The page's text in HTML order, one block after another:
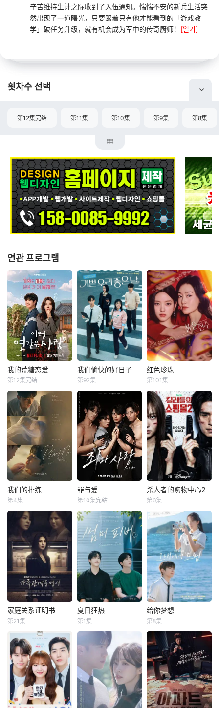
辛苦维持生计之际收到了入伍通知。惴惴不安的新兵生活突
然出现了一道曙光，只要跟着只有他才能看到的「游戏教
学」破任务升级，就有机会成为军中的传奇厨师！ [열기]
횟차수 선택
第12集完结 第11集 第10集 第9集 第8集
연관 프로그램
我的荒糖恋爱
野心勃勃的女检察
官高恩世（贺营
饰）意外失忆，住
进拳击教练张泰河
（丁海寅 饰）家
中，对方还自称是
她的男友。这段剪
不断理还乱的棘手
关系，能发展成一
段真爱吗？
我的荒糖恋爱
第12集完结
我们愉快的好日子
一場緊張刺激、生
死攸關的較量，在
世界上最完美的男
人和笨拙的女人之
間展開！這是一部
由不同世代的人共
同寫的浪漫家庭
劇，每個人都渴望
成為自己人生的主
角。
我们愉快的好日子
第92集
红色珍珠
李元宗
【SPOTV新闻 =
记者 姜孝珍】演员
朴真熙即将全面回
归荧屏。据SPOTV
新闻7日报道，朴
真熙将主演KBS新
日播剧《红珍
珠》。自1996年电
视剧《开始》以
来，朴真熙出演过
《我会让你更幸
福》、《孙子兵
法》、《我喜欢
你》、《KAIS
T》、《丝花萝
卜》、《顺爱回来
吧》、《金钱战
争》、《想结婚的
女人》、《巨
人》、《关许
钧》、《归来》以
及《李太宗芳元》
等。自2022年在电
视剧《太宗李芳
远》中饰演元庆国
的闵妃一角以来，
朴真熙一直活跃于
荧屏，曾客串出演
《醉酒都市女人
2》和《七人复
红色珍珠
第101集
我们的排练
暂无简介
我们的排练
第4集
罪与爱
金贤叙
警察、毒枭、卧底
特工和间谍——权
力体系的各个层面
都在崩溃瓦解。在
看似合法的警察等
级制度背后，隐藏
着一座被腐败、欲
望和隐秘权力游戏
所掌控的城市，人
的生命在这里只是
神秘的绑架案揭开
了一张深埋地下的
犯罪网络，解开了
错位的身份、系统
性的腐败和一段被
长期压制的过去。
爱情和性沦为控制
罪与爱
第10集完结
杀人者的购物中心2
赵汉善
购物中心即将重
新开张！ 郑进
湾（李栋旭 饰）和
郑智安（金慧峻
饰）叔侄档再度联
手，制作规模、动
作场面全部疯狂升
级。玄理、冈田将
生强势加盟，化身
空降雇佣兵组织“巴
要彻底剿灭叔侄二
人！前有宿敌贝
尔，后有“巴比伦”
步步进逼，两叔侄
会点样杀出一条血
路？一切未解之
谜，即将震撼揭
杀人者的购物中心2
第6集
家庭关系证明书
林志恩
本剧讲述的是从出
生瞬间开始就被打
上家庭崩溃烙印的
一个孩子和面对冷
酷的偏见和命运，
重新找回自己人生
家庭关系证明书
第21集
夏日狂热
暂无简介
夏日狂热
第1集
给你梦想
该剧是一部浪漫喜
剧，讲述了连一个
梦想都无所畏惧的
十几岁，被现实挡
住而受挫的二十几
岁，像变成那样的
大人的三十几岁的
给你梦想
第8集